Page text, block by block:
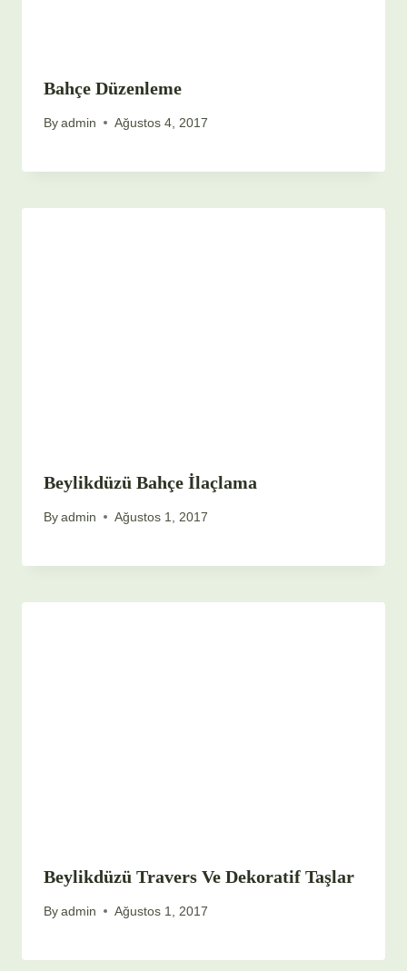
Bahçe Düzenleme
Byadmin Ağustos 4, 2017
Beylikdüzü Bahçe İlaçlama
Byadmin Ağustos 1, 2017
Beylikdüzü Travers Ve Dekoratif Taşlar
Byadmin Ağustos 1, 2017